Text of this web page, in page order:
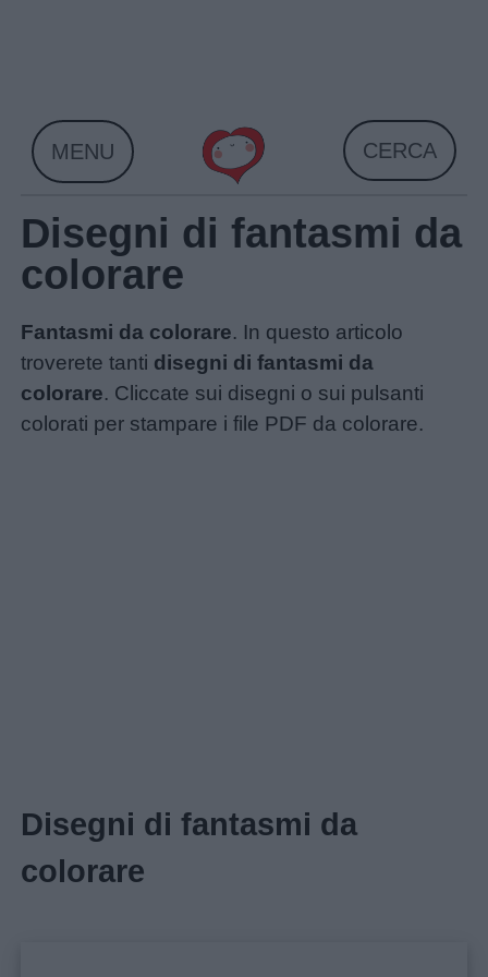
MENU CERCA
Disegni di fantasmi da
colorare
Fantasmi da colorare. In questo articolo
troverete tanti disegni di fantasmi da
colorare. Cliccate sui disegni o sui pulsanti
colorati per stampare i file PDF da colorare.
Disegni di fantasmi da
colorare